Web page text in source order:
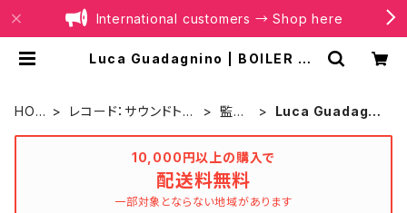
International customers → Shop here
Luca Guadagnino | BOILER RE
HOM
レコード：サウンドトラ
監督
Luca Guadagni
10,000円以上の購入で
配送料無料
一部対象とならない地域があります